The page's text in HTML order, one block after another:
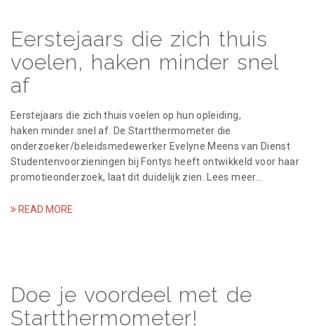
Eerstejaars die zich thuis
voelen, haken minder snel
af
Eerstejaars die zich thuis voelen op hun opleiding,
haken minder snel af. De Startthermometer die
onderzoeker/beleidsmedewerker Evelyne Meens van Dienst
Studentenvoorzieningen bij Fontys heeft ontwikkeld voor haar
promotieonderzoek, laat dit duidelijk zien. Lees meer…
READ MORE
Doe je voordeel met de
Startthermometer!